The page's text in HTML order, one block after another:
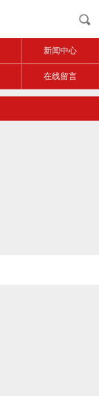
新闻中心
在线留言